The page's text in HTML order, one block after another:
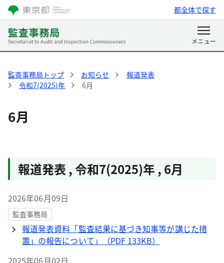
都全体で探す
監査事務局トップ お知らせ
報道発表
令和7(2025)年
6月
6月
報道発表 ,令和7(2025)年 , 6月
2026年06月09日
監査事務局
報道発表資料「監査結果に基づき知事等が講じた措
置」の報告について」（PDF 133KB）
2025年06月02日